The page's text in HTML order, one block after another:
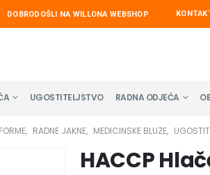
DOBRODOŠLI NA WILLONA WEBSHOP
UGOSTITELJSTVO RADNA ODJEĆA
, RADNE JAKNE, MEDICINSKE BLUZE,
HACCP